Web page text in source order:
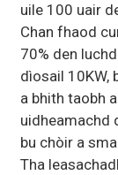
uile 100 uair
Chan fhaod
70% den
dìosail 10KW,
a bhith taobh
uidheamachd
bu chòir a
Tha